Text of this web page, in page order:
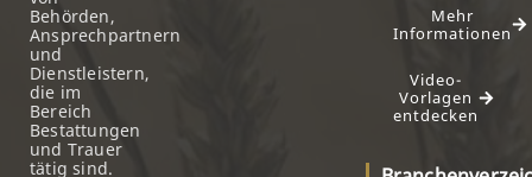
Behörden,
Ansprechpartnern
und
Dienstleistern,
die im
Bereich
Bestattungen
und Trauer
tätig sind.
Mehr
Informationen
Video-
Vorlagen
entdecken